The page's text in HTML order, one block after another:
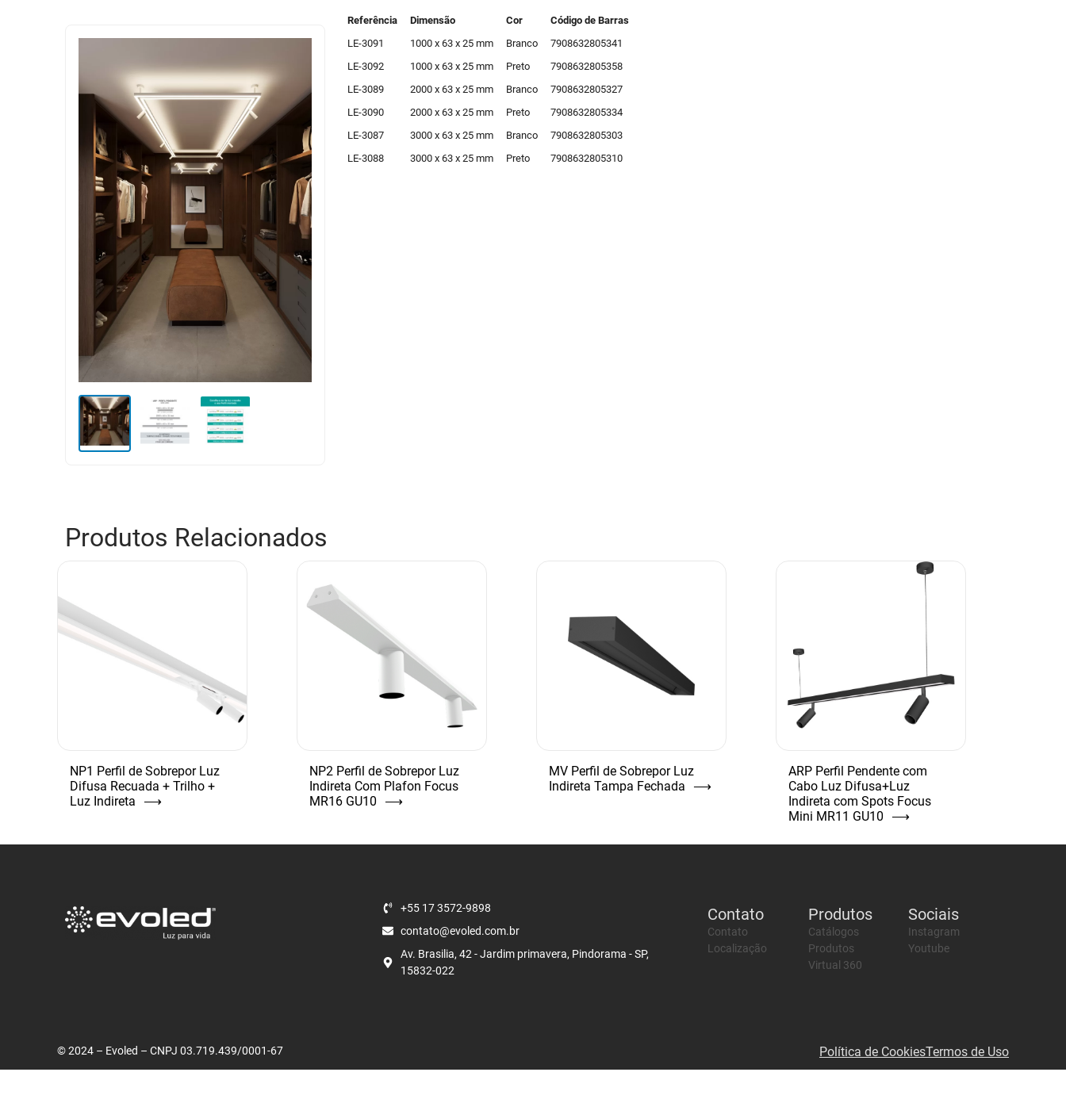
Referência Dimensão Cor
Código de Barras
LE-3091
1000 x 63 x 25 mm Branco
7908632805341
LE-3092
1000 x 63 x 25 mm Preto
7908632805358
LE-3089
2000 x 63 x 25 mm Branco
7908632805327
LE-3090
2000 x 63 x 25 mm Preto
7908632805334
LE-3087
3000 x 63 x 25 mm Branco
7908632805303
LE-3088
3000 x 63 x 25 mm Preto 7908632805310
Produtos Relacionados
NP1 Perfil de Sobrepor Luz
Difusa Recuada + Trilho +
Luz Indireta
⟶
NP2 Perfil de Sobrepor Luz
Indireta Com Plafon Focus
MR16 GU10
⟶
MV Perfil de Sobrepor Luz
Indireta Tampa Fechada
⟶
ARP Perfil Pendente com
Cabo Luz Difusa+Luz
Indireta com Spots Focus
Mini MR11 GU10
⟶
+55 17 3572-9898
contato@evoled.com.br
Av. Brasilia, 42 - Jardim primavera, Pindorama - SP,
15832-022
Contato
Contato
Localização
Produtos
Catálogos
Produtos
Virtual 360
Sociais
Instagram
Youtube
© 2024 – Evoled – CNPJ 03.719.439/0001-67 Política de CookiesTermos de Uso